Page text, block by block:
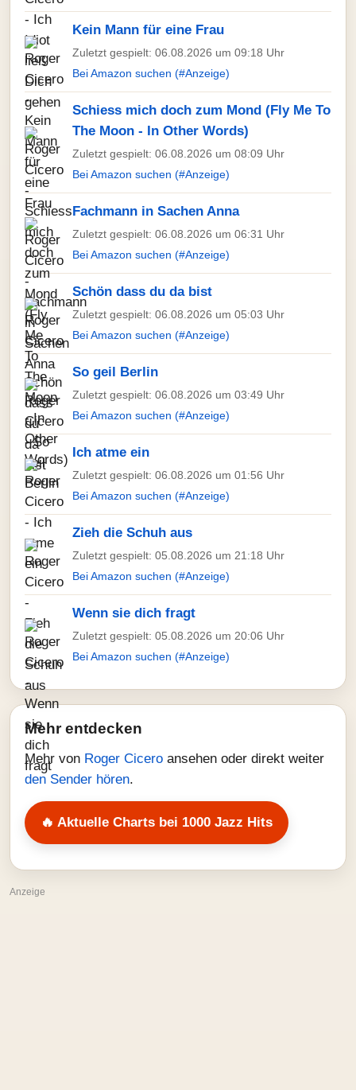
Kein Mann für eine Frau
Zuletzt gespielt: 06.08.2026 um 09:18 Uhr
Bei Amazon suchen (#Anzeige)
Schiess mich doch zum Mond (Fly Me To
The Moon - In Other Words)
Zuletzt gespielt: 06.08.2026 um 08:09 Uhr
Bei Amazon suchen (#Anzeige)
Fachmann in Sachen Anna
Zuletzt gespielt: 06.08.2026 um 06:31 Uhr
Bei Amazon suchen (#Anzeige)
Schön dass du da bist
Zuletzt gespielt: 06.08.2026 um 05:03 Uhr
Bei Amazon suchen (#Anzeige)
So geil Berlin
Zuletzt gespielt: 06.08.2026 um 03:49 Uhr
Bei Amazon suchen (#Anzeige)
Ich atme ein
Zuletzt gespielt: 06.08.2026 um 01:56 Uhr
Bei Amazon suchen (#Anzeige)
Zieh die Schuh aus
Zuletzt gespielt: 05.08.2026 um 21:18 Uhr
Bei Amazon suchen (#Anzeige)
Wenn sie dich fragt
Zuletzt gespielt: 05.08.2026 um 20:06 Uhr
Bei Amazon suchen (#Anzeige)
Mehr entdecken
Mehr von Roger Cicero ansehen oder direkt weiter
den Sender hören.
🔥 Aktuelle Charts bei 1000 Jazz Hits
Anzeige